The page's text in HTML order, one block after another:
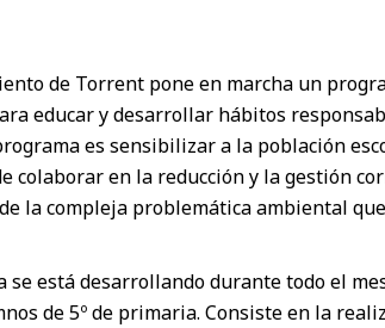
de Torrent pone en marcha un
educar y desarrollar hábitos
es sensibilizar a la población
colaborar en la reducción y la gestión
la compleja problemática ambiental
se está desarrollando durante todo el
de 5º de primaria. Consiste en la